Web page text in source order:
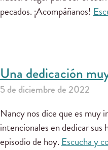
pecados. ¡Acompáñanos!
Una dedicación
5 de diciembre de 2022
Nancy nos dice que es muy
intencionales en dedicar
episodio de hoy.Escucha y